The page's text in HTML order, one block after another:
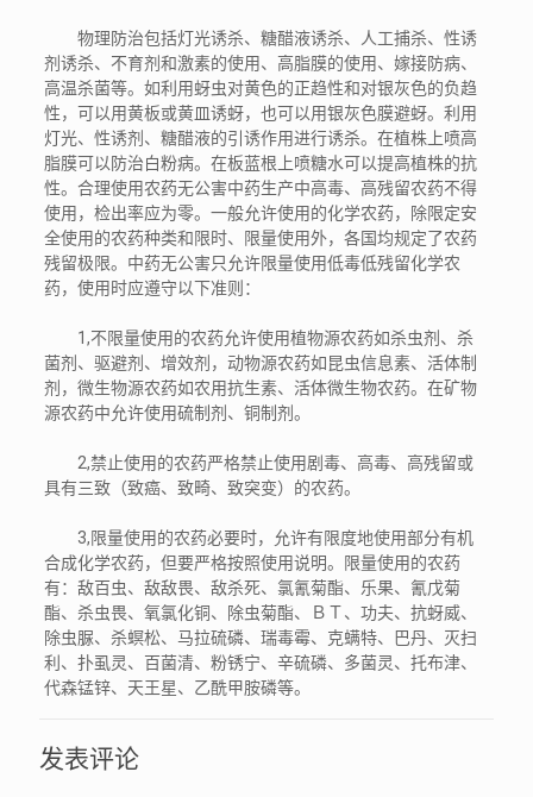
物理防治包括灯光诱杀、糖醋液诱杀、人工捕杀、性诱
剂诱杀、不育剂和激素的使用、高脂膜的使用、嫁接防病、
高温杀菌等。如利用蚜虫对黄色的正趋性和对银灰色的负趋
性，可以用黄板或黄皿诱蚜，也可以用银灰色膜避蚜。利用
灯光、性诱剂、糖醋液的引诱作用进行诱杀。在植株上喷高
脂膜可以防治白粉病。在板蓝根上喷糖水可以提高植株的抗
性。合理使用农药无公害中药生产中高毒、高残留农药不得
使用，检出率应为零。一般允许使用的化学农药，除限定安
全使用的农药种类和限时、限量使用外，各国均规定了农药
残留极限。中药无公害只允许限量使用低毒低残留化学农
药，使用时应遵守以下准则：
1,不限量使用的农药允许使用植物源农药如杀虫剂、杀
菌剂、驱避剂、增效剂，动物源农药如昆虫信息素、活体制
剂，微生物源农药如农用抗生素、活体微生物农药。在矿物
源农药中允许使用硫制剂、铜制剂。
2,禁止使用的农药严格禁止使用剧毒、高毒、高残留或
具有三致（致癌、致畸、致突变）的农药。
3,限量使用的农药必要时，允许有限度地使用部分有机
合成化学农药，但要严格按照使用说明。限量使用的农药
有：敌百虫、敌敌畏、敌杀死、氯氰菊酯、乐果、氰戊菊
酯、杀虫畏、氧氯化铜、除虫菊酯、ＢＴ、功夫、抗蚜威、
除虫脲、杀螟松、马拉硫磷、瑞毒霉、克螨特、巴丹、灭扫
利、扑虱灵、百菌清、粉锈宁、辛硫磷、多菌灵、托布津、
代森锰锌、天王星、乙酰甲胺磷等。
发表评论